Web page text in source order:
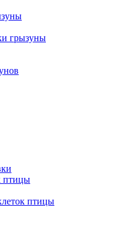
грызуны
птицы
птицы